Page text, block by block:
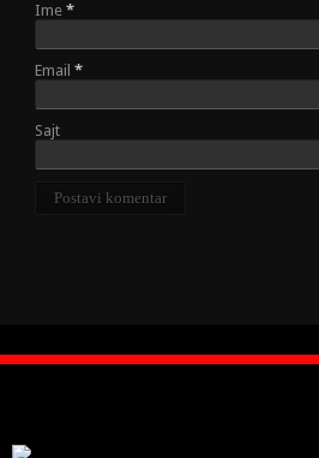
Ime *
Email *
Sajt